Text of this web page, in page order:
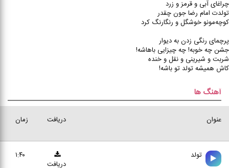
چراغای آبی و قرمز و زرد
تولدت امام رضا جون چقدر
کوچه‌مونو خوشگل و رنگارنگ کرد
پرچمای رنگی زدن به دیوار
جشن چه خوبه! چه چیزایی باهاشه!
شربت و شیرینی و نقل و خنده
کاش همیشه تولد تو باشه!
آهنگ ها
عنوان زمان دریافت
تولد
۱:۴۰
دریافت